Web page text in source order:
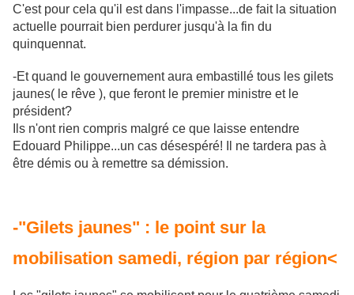
C'est pour cela qu'il est dans l'impasse...de fait la situation
actuelle pourrait bien perdurer jusqu'à la fin du
quinquennat.
-Et quand le gouvernement aura embastillé tous les gilets
jaunes( le rêve ), que feront le premier ministre et le
président?
Ils n'ont rien compris malgré ce que laisse entendre
Edouard Philippe...un cas désespéré! Il ne tardera pas à
être démis ou à remettre sa démission.
-"Gilets jaunes" : le point sur la
mobilisation samedi, région par région<